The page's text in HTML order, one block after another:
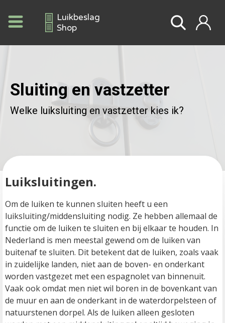
Luikbeslag
Shop
Sluiting en vastzetter
Welke luiksluiting en vastzetter kies ik?
Luiksluitingen.
Om de luiken te kunnen sluiten heeft u een
luiksluiting/middensluiting nodig. Ze hebben allemaal de
functie om de luiken te sluiten en bij elkaar te houden. In
Nederland is men meestal gewend om de luiken van
buitenaf te sluiten. Dit betekent dat de luiken, zoals vaak
in zuidelijke landen, niet aan de boven- en onderkant
worden vastgezet met een espagnolet van binnenuit.
Vaak ook omdat men niet wil boren in de bovenkant van
de muur en aan de onderkant in de waterdorpelsteen of
natuurstenen dorpel. Als de luiken alleen gesloten